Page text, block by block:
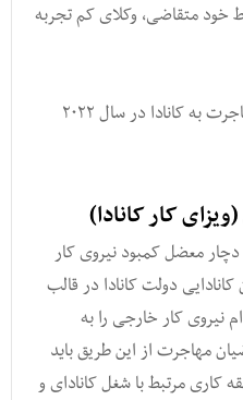
خود متقاضی, وکلای کم تجربه
در زیر لیست بهترین روشهای مهاجرت به کانادا در سال ۲۰۲۲
کار کانادا)
معضل کمبود نیروی کار
دولت کانادا در قالب
نیروی کار خارجی را به
مهاجرت از این طریق باید
کاری مرتبط با شغل کانادای و